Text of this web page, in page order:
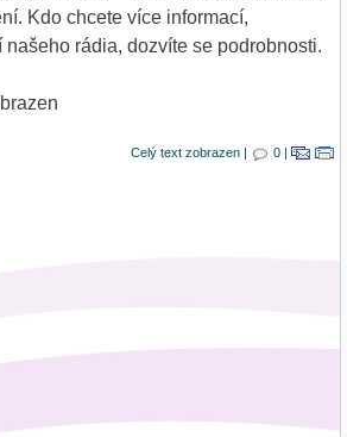
Kdo chcete více informací,
rádia, dozvíte se podrobnosti.
Celý text zobrazen | 0 |